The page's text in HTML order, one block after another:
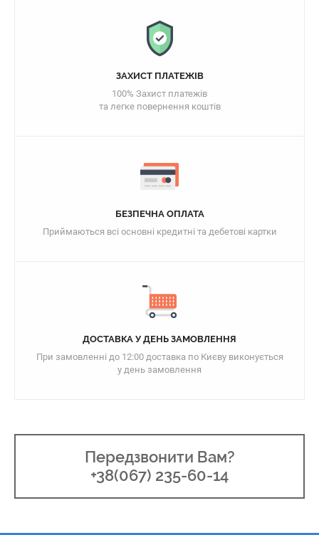
ЗАХИСТ ПЛАТЕЖІВ
100% Захист платежів
та легке повернення коштів
БЕЗПЕЧНА ОПЛАТА
Приймаються всі основні кредитні та дебетові картки
ДОСТАВКА У ДЕНЬ ЗАМОВЛЕННЯ
При замовленні до 12:00 доставка по Києву виконується
у день замовлення
Передзвонити Вам?
+38(067) 235-60-14